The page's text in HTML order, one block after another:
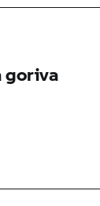
goriva